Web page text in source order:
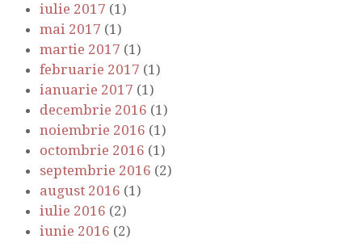
iulie 2017 (1)
mai 2017 (1)
martie 2017 (1)
februarie 2017 (1)
ianuarie 2017 (1)
decembrie 2016 (1)
noiembrie 2016 (1)
octombrie 2016 (1)
septembrie 2016 (2)
august 2016 (1)
iulie 2016 (2)
iunie 2016 (2)